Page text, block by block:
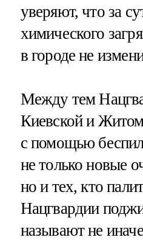
уверяют, что за
химического
в городе не
Между тем
Киевской и
с помощью
не только новые
но и тех, кто
Нацгвардии
называют не